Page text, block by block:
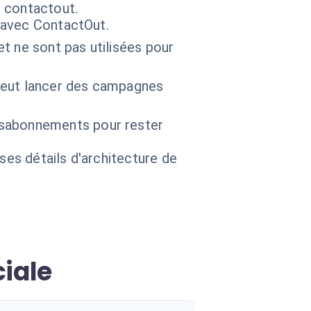
contactout.
ContactOut.
ne sont pas utilisées pour
lancer des campagnes
pour rester
détails d'architecture de